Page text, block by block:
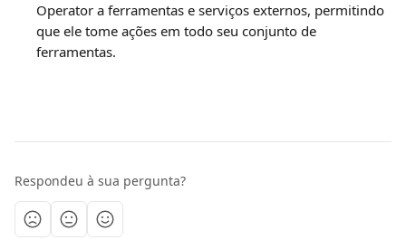
Operator a ferramentas e serviços externos, permitindo
que ele tome ações em todo seu conjunto de
ferramentas.
Respondeu à sua pergunta?